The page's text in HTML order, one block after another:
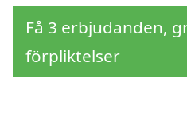
Få 3 erbjudanden,
förpliktelser